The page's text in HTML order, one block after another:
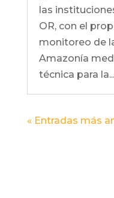
las
OR, con el
monitoreo de
Amazonía
técnica para la...
« Entradas más